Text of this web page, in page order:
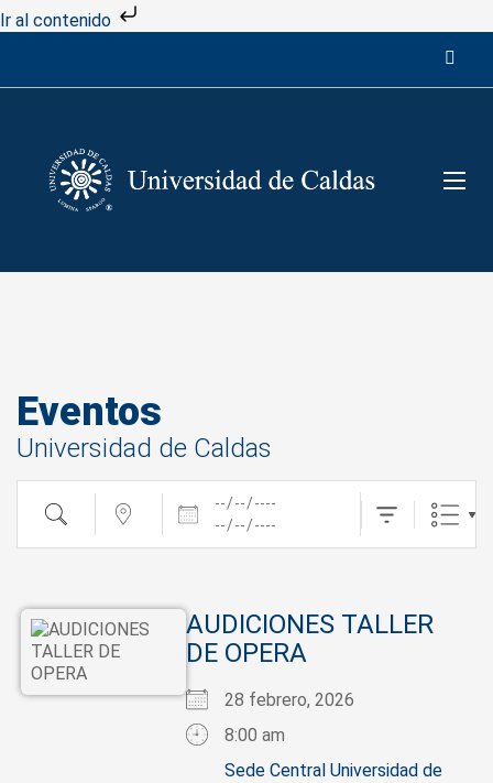
Ir al contenido
Eventos
Universidad de Caldas
Buscar cerca... Fechas
AUDICIONES TALLER
DE OPERA
28 febrero, 2026
8:00 am
Sede Central Universidad de